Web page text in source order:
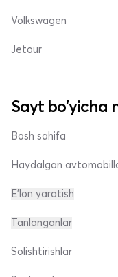
Volkswagen
Jetour
Sayt bo'yicha
Bosh sahifa
Haydalgan
E'lon yaratish
Tanlanganlar
Solishtirishlar